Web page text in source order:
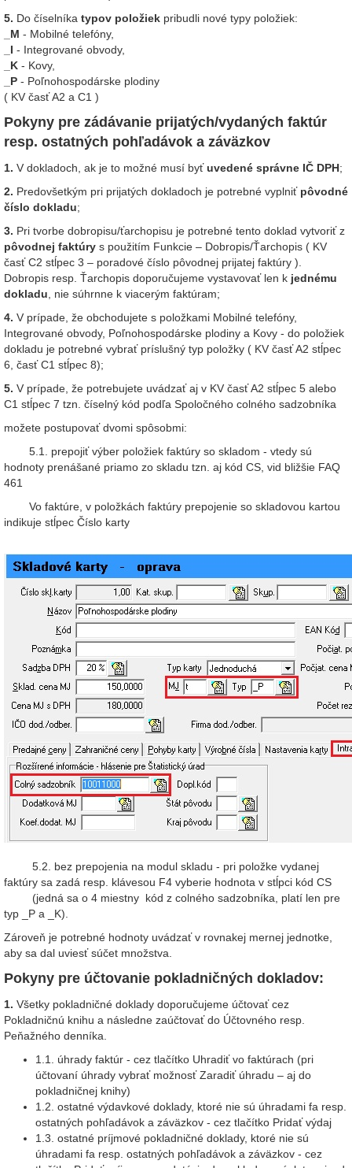
5. Do číselníka typov položiek pribudli nové typy položiek:
_M - Mobilné telefóny,
_I - Integrované obvody,
_K - Kovy,
_P - Poľnohospodárske plodiny
( KV časť A2 a C1 )
Pokyny pre zádávanie prijatých/vydaných faktúr
resp. ostatných pohľadávok a záväzkov
1. V dokladoch, ak je to možné musí byťuvedené správne IČ DPH;
2. Predovšetkým pri prijatých dokladoch je potrebné vyplniť pôvodné
číslo dokladu;
3. Pri tvorbe dobropisu/ťarchopisu je potrebné tento doklad vytvoriť z
pôvodnej faktúry s použitím Funkcie – Dobropis/Ťarchopis ( KV
časť C2 stĺpec 3 – poradové číslo pôvodnej prijatej faktúry ).
Dobropis resp. Ťarchopis doporučujeme vystavovať len k jednému
dokladu , nie súhrnne k viacerým faktúram;
4. V prípade, že obchodujete s položkami Mobilné telefóny,
Integrované obvody, Poľnohospodárske plodiny a Kovy - do položiek
dokladu je potrebné vybrať príslušný typ položky ( KV časť A2 stĺpec
6, časť C1 stĺpec 8);
5. V prípade, že potrebujete uvádzať aj v KV časť A2 stĺpec 5 alebo
C1 stĺpec 7 tzn. číselný kód podľa Spoločného colného sadzobníka
možete postupovať dvomi spôsobmi:
5.1. prepojiť výber položiek faktúry so skladom - vtedy sú
hodnoty prenášané priamo zo skladu tzn. aj kód CS, vid bližšie FAQ
461
Vo faktúre, v položkách faktúry prepojenie so skladovou kartou
indikuje stĺpec Číslo karty
5.2. bez prepojenia na modul skladu - pri položke vydanej
faktúry sa zadá resp. klávesou F4 vyberie hodnota v stĺpci kód CS
(jedná sa o 4 miestny kód z colného sadzobníka, platí len pre
typ _P a _K).
Zároveň je potrebné hodnoty uvádzať v rovnakej mernej jednotke,
aby sa dal uviesť súčet množstva.
Pokyny pre účtovanie pokladničných dokladov:
1. Všetky pokladničné doklady doporučujeme účtovať cez
Pokladničnú knihu a následne zaúčtovať do Účtovného resp.
Peňažného denníka.
1.1. úhrady faktúr - cez tlačítko Uhradiť vo faktúrach (pri
účtovaní úhrady vybrať možnosť Zaradiť úhradu – aj do
pokladničnej knihy)
1.2. ostatné výdavkové doklady, ktoré nie sú úhradami fa resp.
ostatných pohľadávok a záväzkov - cez tlačítko Pridať výdaj
1.3. ostatné príjmové pokladničné doklady, ktoré nie sú
úhradami fa resp. ostatných pohľadávok a záväzkov - cez